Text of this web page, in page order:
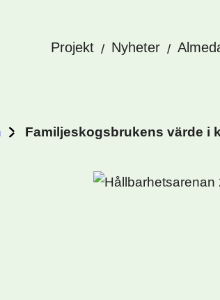
Projekt Nyheter
Familjeskogsbrukens värde i